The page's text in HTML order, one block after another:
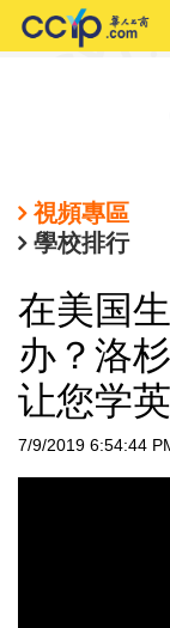
視頻專區
學校排行
在美国
办？洛
让您学
7/9/2019 6:54:44